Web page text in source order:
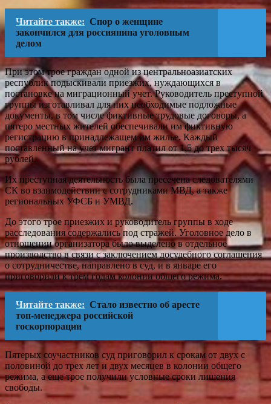
Читайте также: Спор о женщине
закончился для россиянина уголовным
делом
При этом трое граждан одной из центральноазиатских
республик подыскивали приезжих, нуждающихся в
постановке на миграционный учет. Руководитель преступной
группы изготавливал для них необходимые подложные
документы, в том числе фиктивные трудовые договоры, а
пятеро местных жителей обеспечивали им фиктивную
регистрацию в принадлежащем им жилье. Каждый
поставленный на учет мигрант платил от 1,5 до трех тысяч
рублей.
Их преступная деятельность была пресечена следователями
СК во взаимодействии с сотрудниками МВД, а также
региональных УФСБ и УМВД.
До этого трое приезжих и руководитель группы в ходе
расследования содержались под стражей. Уголовное дело в
отношении организатора было выделено в отдельное
производство в связи с заключением досудебного соглашения
о сотрудничестве, направлено в суд, и в январе его
приговорили к трем годам колонии общего режима.
Читайте также: Стало известно об аресте
топ-менеджера российской
госкорпорации
Пятерых соучастников суд приговорил к срокам от двух с
половиной до трех лет и двух месяцев в колонии общего
режима, а еще трое получили условные сроки лишения
свободы.